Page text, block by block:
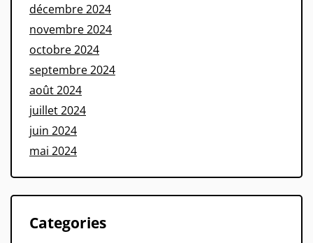
décembre 2024
novembre 2024
octobre 2024
septembre 2024
août 2024
juillet 2024
juin 2024
mai 2024
Categories